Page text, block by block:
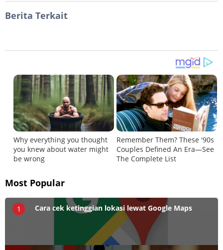
Berita Terkait
Most Popular
1 Cara cek ketinggian lokasi lewat Google Maps